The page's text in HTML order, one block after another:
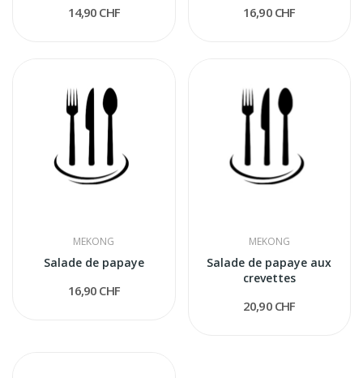
14,90 CHF 16,90 CHF
MEKONG
Salade de papaye
16,90 CHF
MEKONG
Salade de papaye aux
crevettes
20,90 CHF